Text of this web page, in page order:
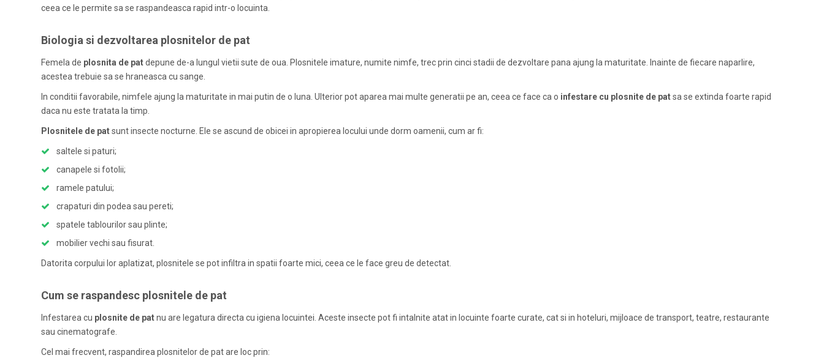
ceea ce le permite sa se raspandeasca rapid intr-o locuinta.
Biologia si dezvoltarea plosnitelor de pat
Femela de plosnita de patdepune de-a lungul vietii sute de oua. Plosnitele imature, numite nimfe, trec prin cinci stadii de dezvoltare pana ajung la maturitate. Inainte de fiecare naparlire,
acestea trebuie sa se hraneasca cu sange.
In conditii favorabile, nimfele ajung la maturitate in mai putin de o luna. Ulterior pot aparea mai multe generatii pe an, ceea ce face ca o infestare cu plosnite de patsa se extinda foarte rapid
daca nu este tratata la timp.
Plosnitele de patsunt insecte nocturne. Ele se ascund de obicei in apropierea locului unde dorm oamenii, cum ar fi:
saltele si paturi;
canapele si fotolii;
ramele patului;
crapaturi din podea sau pereti;
spatele tablourilor sau plinte;
mobilier vechi sau fisurat.
Datorita corpului lor aplatizat, plosnitele se pot infiltra in spatii foarte mici, ceea ce le face greu de detectat.
Cum se raspandesc plosnitele de pat
Infestarea cu plosnite de patnu are legatura directa cu igiena locuintei. Aceste insecte pot fi intalnite atat in locuinte foarte curate, cat si in hoteluri, mijloace de transport, teatre, restaurante
sau cinematografe.
Cel mai frecvent, raspandirea plosnitelor de pat are loc prin: